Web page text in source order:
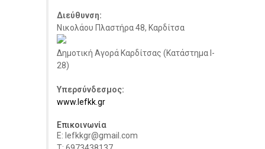
Διεύθυνση:
Νικολάου Πλαστήρα 48, Καρδίτσα
Δημοτική Αγορά Καρδίτσας (Κατάστημα I-
28)
Υπερσύνδεσμος:
www.lefkk.gr
Επικοινωνία
E: lefkkgr@gmail.com